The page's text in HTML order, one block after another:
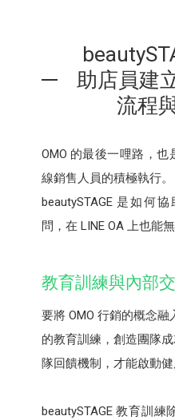
助店員建
流程
OMO 的最後一哩路，
線銷售人員的積極執行。
beautySTAGE 是如何
問，在 LINE OA 上也能
教育訓練與內部
要將 OMO 行銷的概念
的教育訓練，創造團隊
隊回饋機制，才能啟動健
beautySTAGE 教育訓